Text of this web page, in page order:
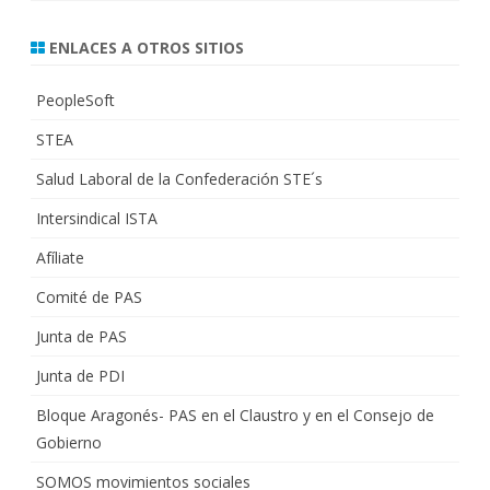
ENLACES A OTROS SITIOS
PeopleSoft
STEA
Salud Laboral de la Confederación STE´s
Intersindical ISTA
Afíliate
Comité de PAS
Junta de PAS
Junta de PDI
Bloque Aragonés- PAS en el Claustro y en el Consejo de
Gobierno
SOMOS movimientos sociales